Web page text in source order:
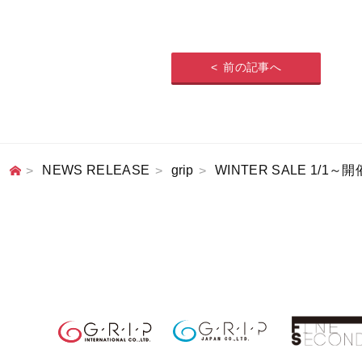
前の記事へ
NEWS RELEASE grip WINTER SALE 1/1～開